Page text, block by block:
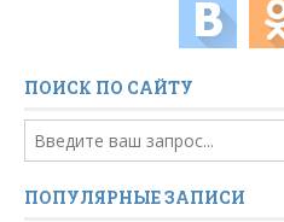
ПОИСК ПО САЙТУ
ПОПУЛЯРНЫЕ ЗАПИСИ